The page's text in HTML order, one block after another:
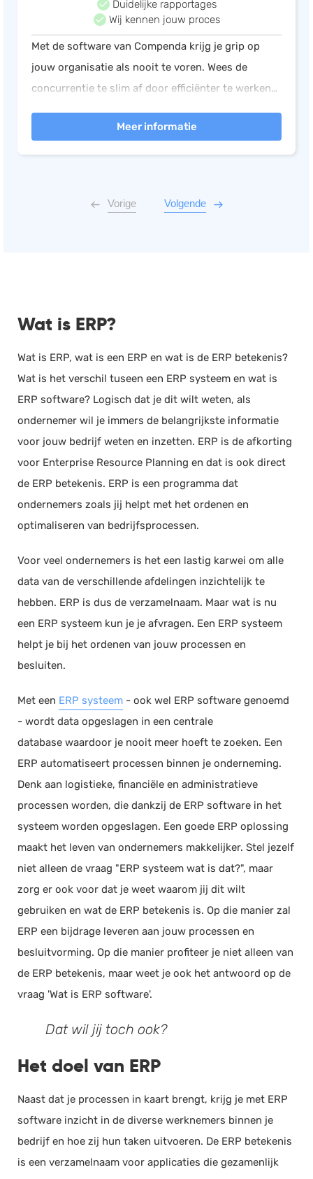
Duidelijke rapportages
Wij kennen jouw proces
Met de software van Compenda krijg je grip op
jouw organisatie als nooit te voren. Wees de
concurrentie te slim af door efficiënter te werken
Meer informatie
Vorige Volgende
Wat is ERP?
Wat is ERP, wat is een ERP en wat is de ERP betekenis?
Wat is het verschil tuseen een ERP systeem en wat is
ERP software? Logisch dat je dit wilt weten, als
ondernemer wil je immers de belangrijkste informatie
voor jouw bedrijf weten en inzetten. ERP is de afkorting
voor Enterprise Resource Planning en dat is ook direct
de ERP betekenis. ERP is een programma dat
ondernemers zoals jij helpt met het ordenen en
optimaliseren van bedrijfsprocessen.
Voor veel ondernemers is het een lastig karwei om alle
data van de verschillende afdelingen inzichtelijk te
hebben. ERP is dus de verzamelnaam. Maar wat is nu
een ERP systeem kun je je afvragen. Een ERP systeem
helpt je bij het ordenen van jouw processen en
besluiten.
Met een ERP systeem - ook wel ERP software genoemd
- wordt data opgeslagen in een centrale
database waardoor je nooit meer hoeft te zoeken. Een
ERP automatiseert processen binnen je onderneming.
Denk aan logistieke, financiële en administratieve
processen worden, die dankzij de ERP software in het
systeem worden opgeslagen. Een goede ERP oplossing
maakt het leven van ondernemers makkelijker. Stel jezelf
niet alleen de vraag "ERP systeem wat is dat?", maar
zorg er ook voor dat je weet waarom jij dit wilt
gebruiken en wat de ERP betekenis is. Op die manier zal
ERP een bijdrage leveren aan jouw processen en
besluitvorming. Op die manier profiteer je niet alleen van
de ERP betekenis, maar weet je ook het antwoord op de
vraag 'Wat is ERP software'.
Dat wil jij toch ook?
Het doel van ERP
Naast dat je processen in kaart brengt, krijg je met ERP
software inzicht in de diverse werknemers binnen je
bedrijf en hoe zij hun taken uitvoeren. De ERP betekenis
is een verzamelnaam voor applicaties die gezamenlijk